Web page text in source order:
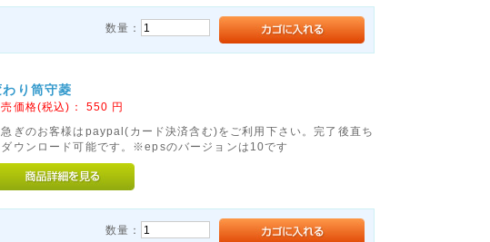
数量：
わり筒守菱
価格(税込)： 550 円
急ぎのお客様はpaypal(カード決済含む)をご利用下さい。完了後直ち
ダウンロード可能です。※epsのバージョンは10です
数量：